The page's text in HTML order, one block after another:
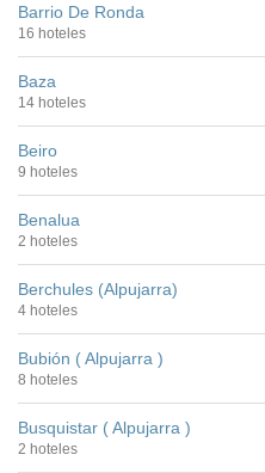
Barrio De Ronda
16 hoteles
Baza
14 hoteles
Beiro
9 hoteles
Benalua
2 hoteles
Berchules (Alpujarra)
4 hoteles
Bubión ( Alpujarra )
8 hoteles
Busquistar ( Alpujarra )
2 hoteles